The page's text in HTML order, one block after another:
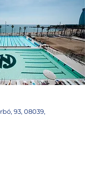
93, 08039,